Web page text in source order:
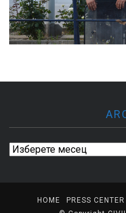
Archives
HOME PRESS CENTER